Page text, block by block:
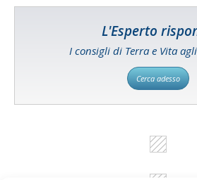
L'Esperto
I consigli di Terra e Vita
Cerca adesso